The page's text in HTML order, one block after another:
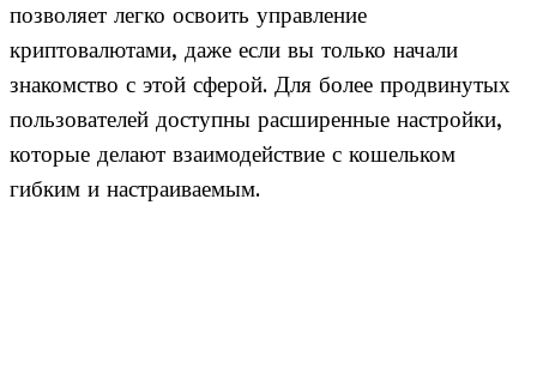
позволяет легко освоить управление
криптовалютами, даже если вы только начали
знакомство с этой сферой. Для более продвинутых
пользователей доступны расширенные настройки,
которые делают взаимодействие с кошельком
гибким и настраиваемым.